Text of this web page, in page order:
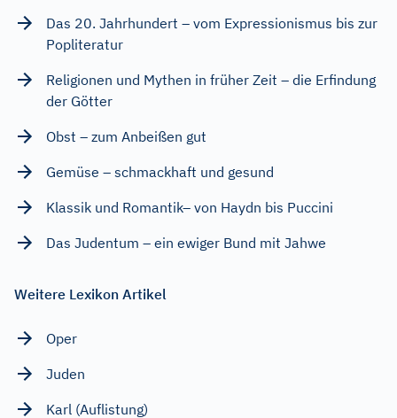
Das 20. Jahrhundert – vom Expressionismus bis zur
Popliteratur
Religionen und Mythen in früher Zeit – die Erfindung
der Götter
Obst – zum Anbeißen gut
Gemüse – schmackhaft und gesund
Klassik und Romantik– von Haydn bis Puccini
Das Judentum – ein ewiger Bund mit Jahwe
Weitere Lexikon Artikel
Oper
Juden
Karl (Auflistung)